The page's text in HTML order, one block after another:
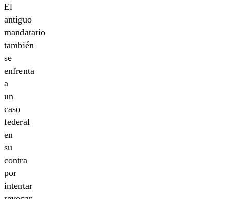
El
antiguo
mandatario
también
se
enfrenta
a
un
caso
federal
en
su
contra
por
intentar